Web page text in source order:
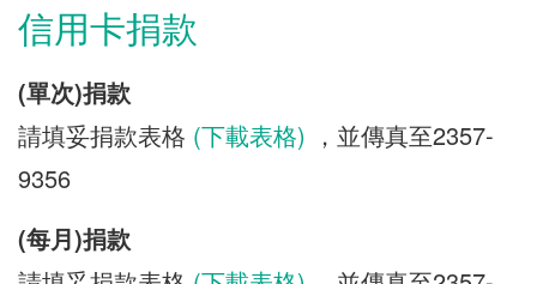
信用卡捐款
(單次)捐款
請填妥捐款表格 (下載表格) ，並傳真至2357-
9356
(每月)捐款